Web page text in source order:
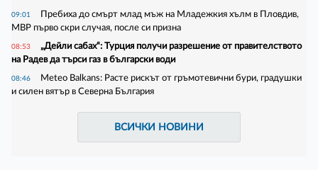
09:01
Пребиха до смърт млад мъж на Младежкия хълм в Пловдив,
МВР първо скри случая, после си призна
08:53
„Дейли сабах“: Турция получи разрешение от правителството
на Радев да търси газ в български води
08:46
Meteo Balkans: Расте рискът от гръмотевични бури, градушки
и силен вятър в Северна България
ВСИЧКИ НОВИНИ